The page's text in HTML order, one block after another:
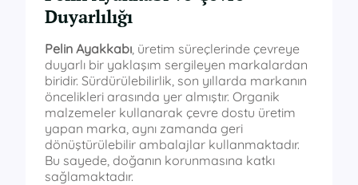
Duyarlılığı
Pelin Ayakkabı , üretim süreçlerinde çevreye
duyarlı bir yaklaşım sergileyen markalardan
biridir. Sürdürülebilirlik, son yıllarda markanın
öncelikleri arasında yer almıştır. Organik
malzemeler kullanarak çevre dostu üretim
yapan marka, aynı zamanda geri
dönüştürülebilir ambalajlar kullanmaktadır.
Bu sayede, doğanın korunmasına katkı
sağlamaktadır.